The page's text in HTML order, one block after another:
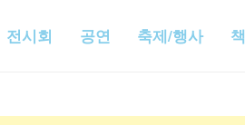
전시회 공연 축제/행사 책